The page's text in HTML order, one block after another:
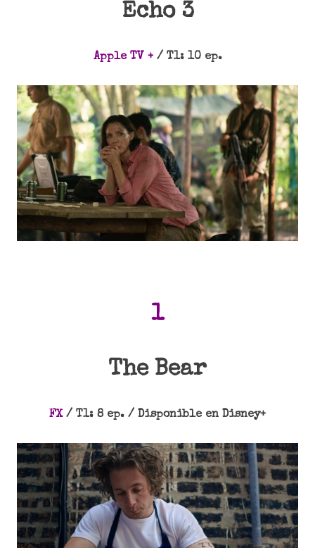
Echo 3
Apple TV +/ T1: 10 ep.
1
The Bear
FX/ T1: 8 ep. / Disponible en Disney+